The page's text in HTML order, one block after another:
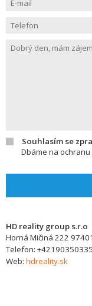
Souhlasím se
Dbáme na
HD reality group s.r.o
Horná Mičiná 222 97401
Telefon:
Web: hdreality.sk